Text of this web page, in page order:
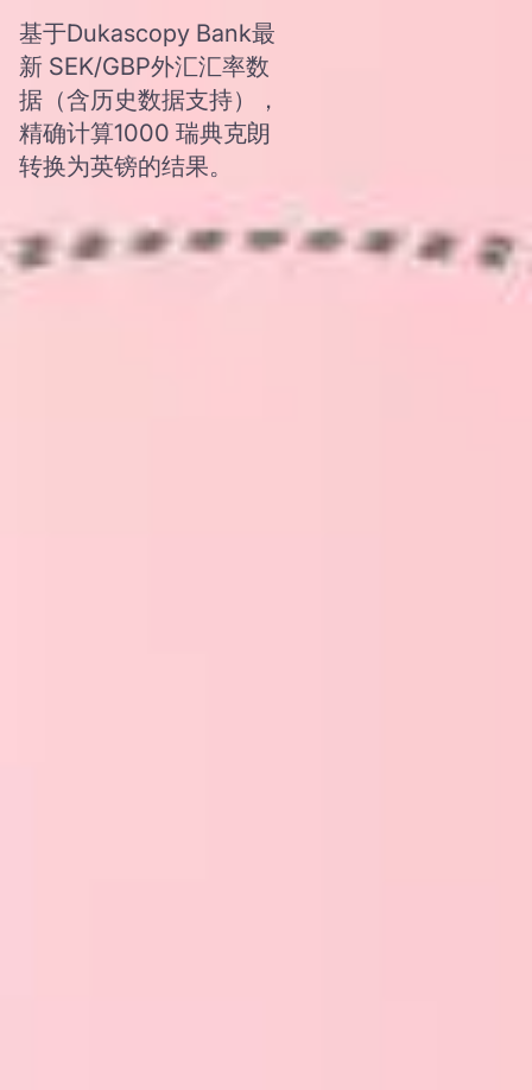
基于Dukascopy Bank最
新 SEK/GBP外汇汇率数
据（含历史数据支持），
精确计算1000 瑞典克朗
转换为英镑的结果。